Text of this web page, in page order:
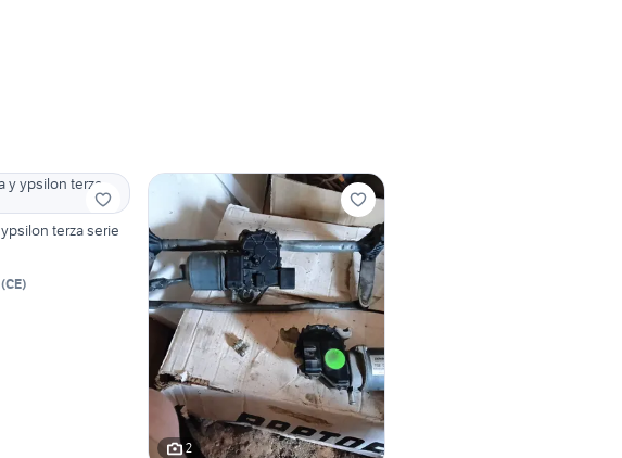
Ricambi lancia y ypsilon terza serie
(CE)
2